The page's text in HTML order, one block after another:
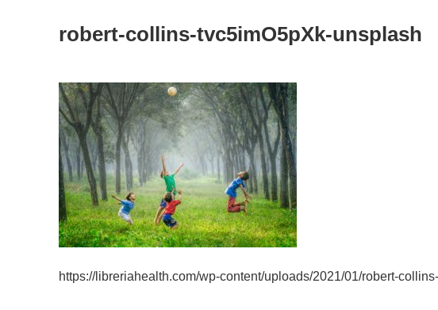
robert-collins-tvc5imO5pXk-unsplash
https://libreriahealth.com/wp-content/uploads/2021/01/robert-